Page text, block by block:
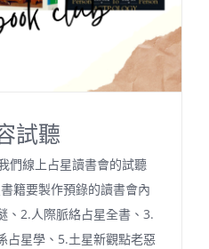
試聽
們線上占星讀書會的試聽
籍要製作預錄的讀書會內
、2.人際脈絡占星全書、3.
占星學、5.土星新觀點老惡